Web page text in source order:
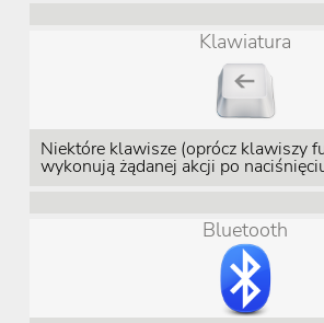
Klawiatura
Niektóre klawisze (oprócz klawiszy
wykonują żądanej akcji po
Bluetooth